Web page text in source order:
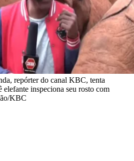
repórter do canal KBC, tenta
elefante inspeciona seu rosto com
KBC